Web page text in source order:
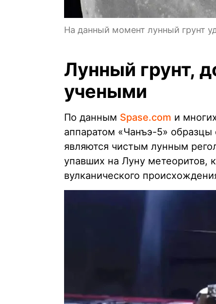
На данный момент лунный грунт
Лунный грунт,
учеными
По данным Spase.com и
аппаратом «Чанъэ-5»
являются чистым лунным
упавших на Луну метеоритов,
вулканического